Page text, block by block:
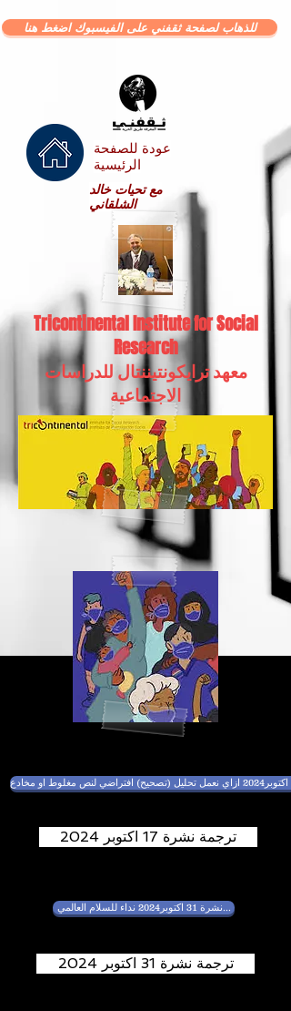
للذهاب لصفحة ثقفني على الفيسبوك اضغط هنا
عودة للصفحة
الرئيسية
مع تحيات خالد
الشلقاني
Tricontinental Institute for Social
Research
معهد ترايكونتيننتال للدراسات
الاجتماعية
ترجمة نشرة 17 اكتوبر 2024
ترجمة نشرة 31 اكتوبر 2024